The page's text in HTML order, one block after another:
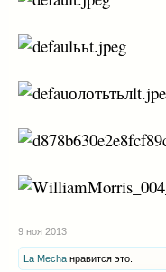
9 ноя 2013
La Mecha нравится это.